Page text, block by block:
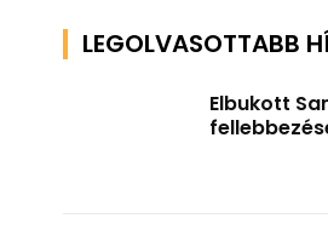
LEGOLVASOTTABB
Elbukott